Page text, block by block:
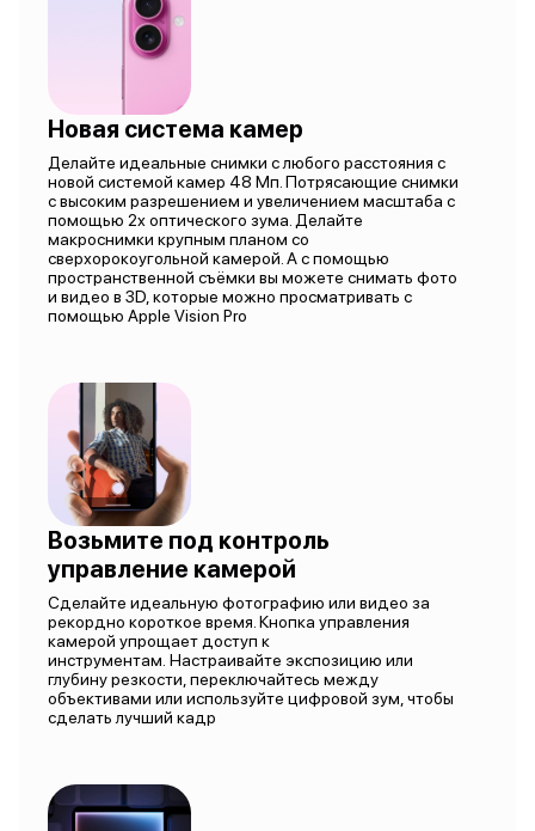
Новая система камер
Делайте идеальные снимки с любого расстояния с
новой системой камер 48 Мп. Потрясающие снимки
с высоким разрешением и увеличением масштаба с
помощью 2х оптического зума. Делайте
макроснимки крупным планом со
сверхорокоугольной камерой. А с помощью
пространственной съёмки вы можете снимать фото
и видео в 3D, которые можно просматривать с
помощью Apple Vision Pro
Возьмите под контроль
управление камерой
Сделайте идеальную фотографию или видео за
рекордно короткое время. Кнопка управления
камерой упрощает доступ к
инструментам. Настраивайте экспозицию или
глубину резкости, переключайтесь между
объективами или используйте цифровой зум, чтобы
сделать лучший кадр